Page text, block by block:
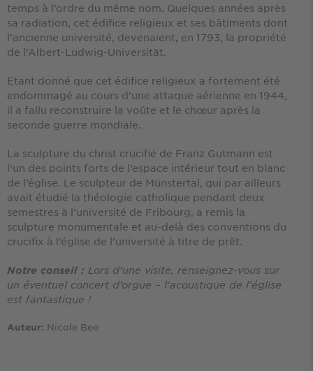
temps à l’ordre du même nom. Quelques années après
sa radiation, cet édifice religieux et ses bâtiments dont
l’ancienne université, devenaient, en 1793, la propriété
de l’Albert-Ludwig-Universität.
Etant donné que cet édifice religieux a fortement été
endommagé au cours d’une attaque aérienne en 1944,
il a fallu reconstruire la voûte et le chœur après la
seconde guerre mondiale.
La sculpture du christ crucifié de Franz Gutmann est
l’un des points forts de l’espace intérieur tout en blanc
de l’église. Le sculpteur de Münstertal, qui par ailleurs
avait étudié la théologie catholique pendant deux
semestres à l’université de Fribourg, a remis la
sculpture monumentale et au-delà des conventions du
crucifix à l’église de l’université à titre de prêt.
Notre conseil : Lors d’une visite, renseignez-vous sur
un éventuel concert d’orgue – l'acoustique de l'église
est fantastique !
Auteur: Nicole Bee